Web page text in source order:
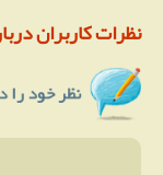
نظرات کاربران